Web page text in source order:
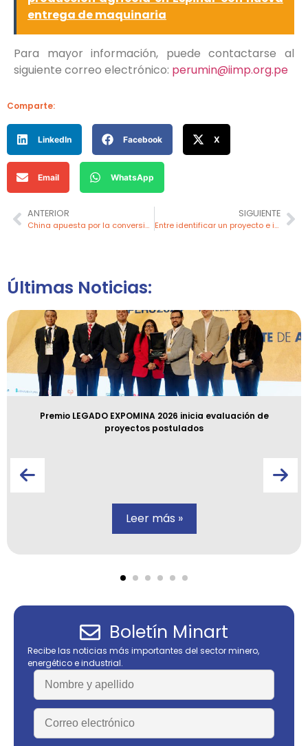
entrega de maquinaria
Para mayor información, puede contactarse al
siguiente correo electrónico: perumin@iimp.org.pe
Comparte:
LinkedIn Facebook X
Email WhatsApp
ANTERIOR
China apuesta por la conversión de carbón a petróleo con inversión récord
SIGUIENTE
Entre identificar un proyecto e iniciar la perforación debería demorar dos años
Últimas Noticias:
Premio LEGADO EXPOMINA 2026 inicia evaluación de
proyectos postulados
Leer más »
Boletín Minart
Recibe las noticias más importantes del sector minero,
energético e industrial.